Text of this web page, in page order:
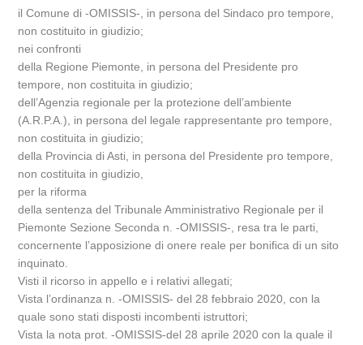
il Comune di -OMISSIS-, in persona del Sindaco pro tempore,
non costituito in giudizio;
nei confronti
della Regione Piemonte, in persona del Presidente pro
tempore, non costituita in giudizio;
dell’Agenzia regionale per la protezione dell’ambiente
(A.R.P.A.), in persona del legale rappresentante pro tempore,
non costituita in giudizio;
della Provincia di Asti, in persona del Presidente pro tempore,
non costituita in giudizio,
per la riforma
della sentenza del Tribunale Amministrativo Regionale per il
Piemonte Sezione Seconda n. -OMISSIS-, resa tra le parti,
concernente l’apposizione di onere reale per bonifica di un sito
inquinato.
Visti il ricorso in appello e i relativi allegati;
Vista l’ordinanza n. -OMISSIS- del 28 febbraio 2020, con la
quale sono stati disposti incombenti istruttori;
Vista la nota prot. -OMISSIS-del 28 aprile 2020 con la quale il